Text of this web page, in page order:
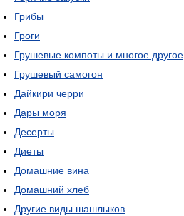
Грибы
Гроги
Грушевые компоты и многое другое
Грушевый самогон
Дайкири черри
Дары моря
Десерты
Диеты
Домашние вина
Домашний хлеб
Другие виды шашлыков